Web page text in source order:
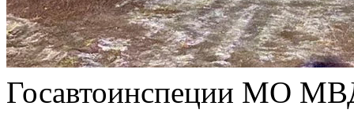
Госавтоинспеции МО